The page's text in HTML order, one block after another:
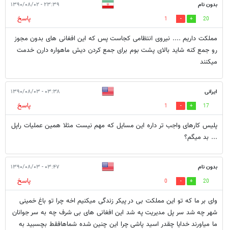
بدون نام ۲۳:۳۹ - ۱۳۹۰/۰۸/۰۲
20
1
پاسخ
مملکت داریم .... نیروی انتظامی کجاست پس که این افغانی های بدون مجوز
رو جمع کنه شاید بالای پشت بوم برای جمع کردن دیش ماهواره دارن خدمت
میکنند
ایرانی ۰۳:۳۸ - ۱۳۹۰/۰۸/۰۳
17
1
پاسخ
پلیس کارهای واجب تر داره این مسایل که مهم نیست مثلا همین عملیات راپل
... بد میگم؟
بدون نام ۰۳:۴۷ - ۱۳۹۰/۰۸/۰۳
20
0
پاسخ
وای بر ما که تو این مملکت بی در پیکر زندگی میکنیم اخه چرا تو باغ خمینی
شهر چه شد سر پل مدیریت په شد این افغانی های بی شرف چه به سر جوانان
ما میاورند خدایا چقدر اسید پاشی چرا این چنین شده شماهافقط بچسبید به